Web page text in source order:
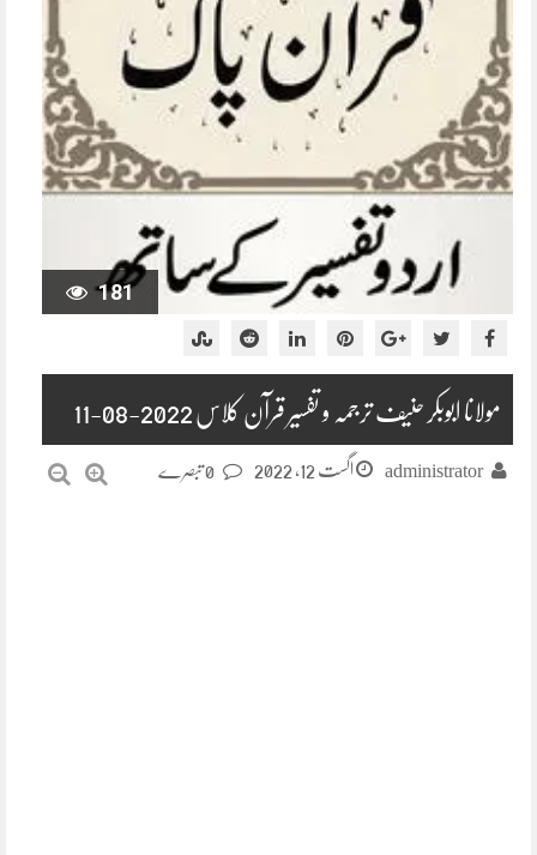
181
مولانا ابوبکر حنیف ترجمہ و تفسیر قرآن کلاس 2022-08-11
administrator اگست 12, 2022